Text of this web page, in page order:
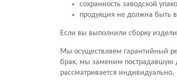
сохранность заводской
продукция не должна быть в
Если вы выполнили сборку
Мы осуществляем гарантийный
брак, мы заменим пострадавшую
рассматривается индивидуально.